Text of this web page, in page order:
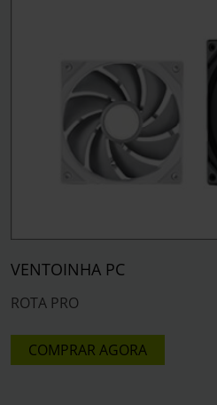
VENTOINHA PC
ROTA PRO
COMPRAR AGORA